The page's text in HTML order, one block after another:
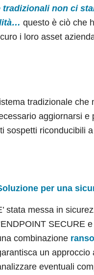
non ci
questo è ciò che
i loro asset
tradizionale che
aggiornarsi e
sospetti riconducibili
per una
stata messa in
SECURE e
combinazione
un approccio
eventuali